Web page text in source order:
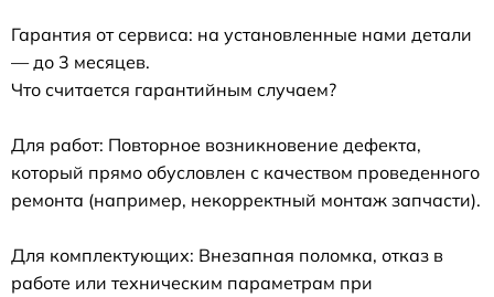
Гарантия от сервиса: на установленные нами детали
— до 3 месяцев.
Что считается гарантийным случаем?
Для работ: Повторное возникновение дефекта,
который прямо обусловлен с качеством проведенного
ремонта (например, некорректный монтаж запчасти).
Для комплектующих: Внезапная поломка, отказ в
работе или техническим параметрам при